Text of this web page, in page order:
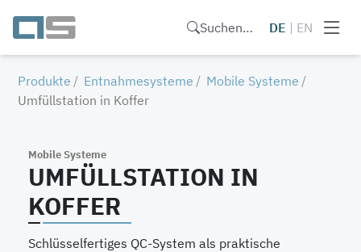
Suchen… DE | EN
Produkte Entnahmesysteme
Mobile Systeme
Umfüllstation in Koffer
Mobile Systeme
UMFÜLLSTATION IN
KOFFER
Schlüsselfertiges QC-System als praktische